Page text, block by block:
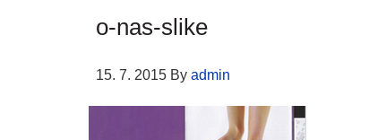
o-nas-slike
15. 7. 2015 By admin